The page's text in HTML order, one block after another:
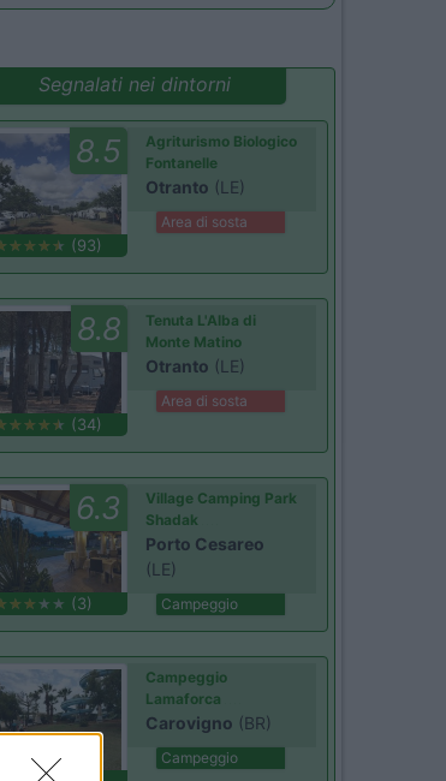
Segnalati nei dintorni
8.5
(93)
Agriturismo Biologico
Fontanelle
Otranto (LE)
Area di sosta
8.8
(34)
Tenuta L'Alba di
Monte Matino
Otranto (LE)
Area di sosta
6.3
(3)
Village Camping Park
Shadak
Porto Cesareo
(LE)
Campeggio
Campeggio
Lamaforca
Carovigno (BR)
Campeggio